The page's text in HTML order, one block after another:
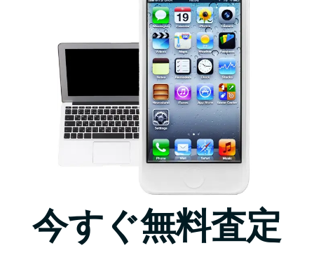
今すぐ無料査定